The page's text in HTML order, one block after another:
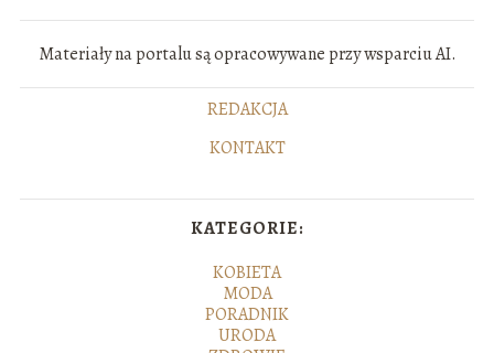
Materiały na portalu są opracowywane przy wsparciu AI.
REDAKCJA
KONTAKT
KATEGORIE:
KOBIETA
MODA
PORADNIK
URODA